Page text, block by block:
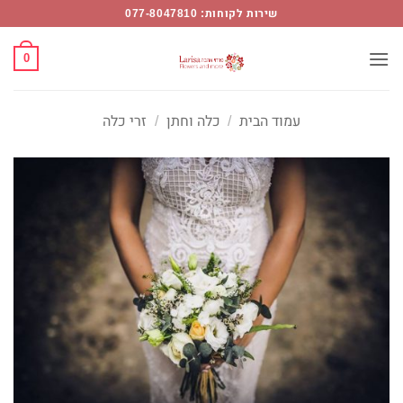
content
שירות לקוחות: 077-8047810
0
עמוד הבית / כלה וחתן / זרי כלה